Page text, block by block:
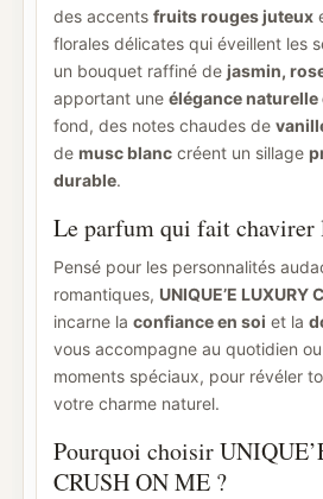
des accents fruits rouges juteux
florales délicates qui éveillent les
un bouquet raffiné de jasmin,
apportant une élégance naturelle
fond, des notes chaudes de
de musc blanc créent un sillage
durable.
Le parfum qui fait chavirer
Pensé pour les personnalités
romantiques, UNIQUE’E LUXURY
incarne la confiance en soi et la
vous accompagne au quotidien
moments spéciaux, pour révéler
votre charme naturel.
Pourquoi choisir
CRUSH ON ME ?